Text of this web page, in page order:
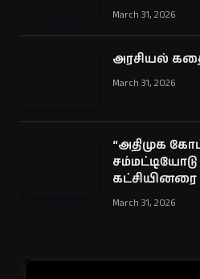
March 31, 2026
அரசியல்
March 31, 2026
“அதிமுக
சம்மட்டியோடு
கட்சியினரை
March 31, 2026